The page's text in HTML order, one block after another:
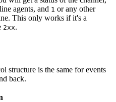
agents, and 1 or any other
This only works if it's a
2xx.
structure is the same for events
back.